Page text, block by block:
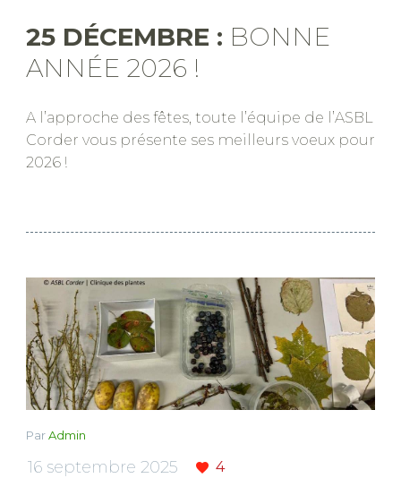
25 DÉCEMBRE : BONNE
ANNÉE 2026 !
A l’approche des fêtes, toute l’équipe de l’ASBL
Corder vous présente ses meilleurs voeux pour
2026 !
ParAdmin
16 septembre 2025 4